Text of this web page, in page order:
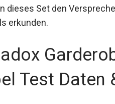
dieses Set den
erkunden.
Test Daten